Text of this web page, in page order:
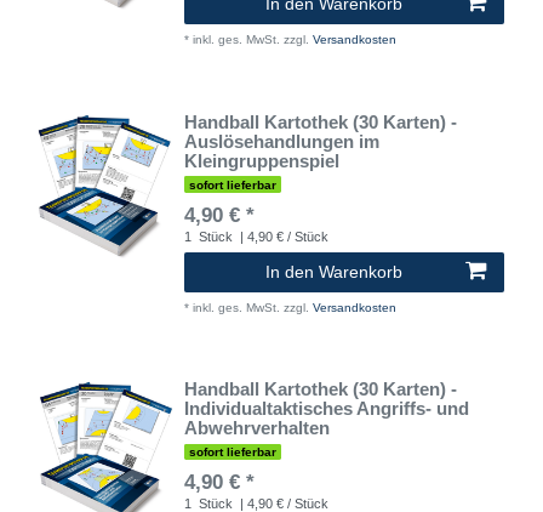
In den Warenkorb
* inkl. ges. MwSt. zzgl. Versandkosten
Handball Kartothek (30 Karten) -
Auslösehandlungen im
Kleingruppenspiel
sofort lieferbar
4,90 € *
1 Stück | 4,90 € / Stück
In den Warenkorb
* inkl. ges. MwSt. zzgl. Versandkosten
Handball Kartothek (30 Karten) -
Individualtaktisches Angriffs- und
Abwehrverhalten
sofort lieferbar
4,90 € *
1 Stück | 4,90 € / Stück